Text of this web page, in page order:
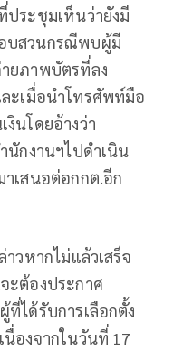
ประชุมเห็นว่ายังมี
บสวนกรณีพบผู้มี
ยภาพบัตรที่ลง
ะเมื่อนำโทรศัพท์มือ
นโดยอ้างว่า
นักงานฯไปดำเนิน
เสนอต่อกกต.อีก
วหากไม่แล้วเสร็จ
ะต้องประกาศ
ได้รับการเลือกตั้ง
องจากในวันที่ 17